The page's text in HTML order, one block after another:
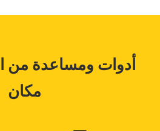
أدوات ومساعدة من
مكان